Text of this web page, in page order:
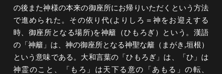
の後また神様の本来の御座所にお帰りいただくという方法
で進められた。その依り代(よりしろ＝神をお迎えする
時、御座所となる場所)を神籬（ひもろぎ）という。漢語
の「神籬」は、神の御座所となる神聖な籬（まがき,垣根）
という意味である。大和言葉の「ひもろぎ」は、「ひ」は
神霊のこと、「もろ」は天下る意の「あもる」の転、